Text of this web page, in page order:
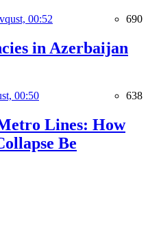
00:52 690
in Azerbaijan
00:50 638
Lines: How
Be